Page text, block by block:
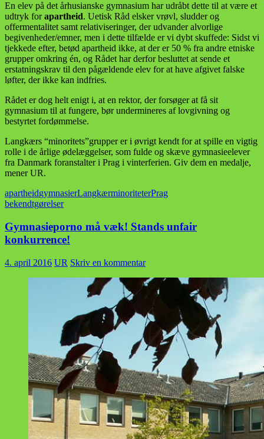
En elev på det århusianske gymnasium har udråbt dette til at være et
udtryk forapartheid. Uetisk Råd elsker vrøvl, sludder og
offermentalitet samt relativiseringer, der udvander alvorlige
begivenheder/emner, men i dette tilfælde er vi dybt skuffede: Sidst vi
tjekkede efter, betød apartheid ikke, at der er 50 % fra andre etniske
grupper omkring én, og Rådet har derfor besluttet at sende et
erstatningskrav til den pågældende elev for at have afgivet falske
løfter, der ikke kan indfries.
Rådet er dog helt enigt i, at en rektor, der forsøger at få sit
gymnasium til at fungere, bør undermineres af lovgivning og
bestyrtet fordømmelse.
Langkærs “minoritets”grupper er i øvrigt kendt for at spille en vigtig
rolle i de årlige ødelæggelser, som fulde og skæve gymnasieelever
fra Danmark foranstalter i Prag i vinterferien. Giv dem en medalje,
mener UR.
apartheidgymnasierLangkærminoriteterPrag
bekendtgørelser
Gymnasieporno må væk! Stands unfair
konkurrence!
4. april 2016 UR Skriv en kommentar